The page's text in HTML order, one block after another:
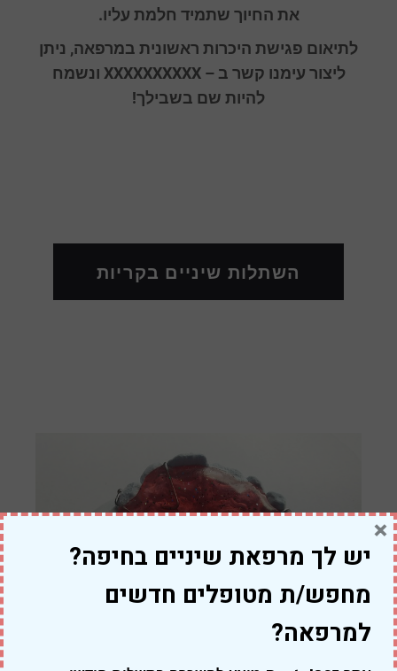
את החיוך שתמיד חלמת עליו.
לתיאום פגישת היכרות ראשונית במרפאה, ניתן
ליצור עימנו קשר ב – XXXXXXXXXX ונשמח
להיות שם בשבילך!
השתלות שיניים בקריות
שיקום הפה בקריות
יש לך מרפאת שיניים בחיפה?
מחפש/ת מטופלים חדשים
למרפאה?
×